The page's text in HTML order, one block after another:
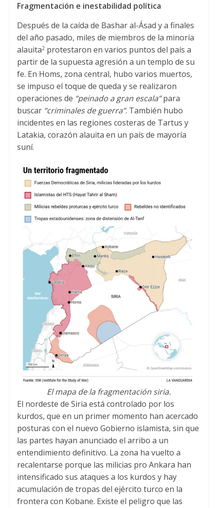
Fragmentación e inestabilidad política
Después de la caída de Bashar al-Ásad y a finales
del año pasado, miles de miembros de la minoría
alauita2protestaron en varios puntos del país a
partir de la supuesta agresión a un templo de su
fe. En Homs, zona central, hubo varios muertos,
se impuso el toque de queda y se realizaron
operaciones de “peinado a gran escala”para
buscar “criminales de guerra”. También hubo
incidentes en las regiones costeras de Tartus y
Latakia, corazón alauita en un país de mayoría
suní.
El mapa de la fragmentación siria.
El nordeste de Siria está controlado por los
kurdos, que en un primer momento han acercado
posturas con el nuevo Gobierno islamista, sin que
las partes hayan anunciado el arribo a un
entendimiento definitivo. La zona ha vuelto a
recalentarse porque las milicias pro Ankara han
intensificado sus ataques a los kurdos y hay
acumulación de tropas del ejército turco en la
frontera con Kobane. Existe el peligro que las